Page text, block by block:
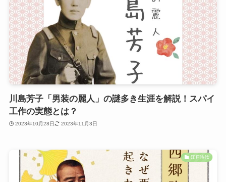
川島芳子「男装の麗人」の謎多き生涯を解説！スパイ
工作の実態とは？
2023年10月28日 2023年11月3日
江戸時代